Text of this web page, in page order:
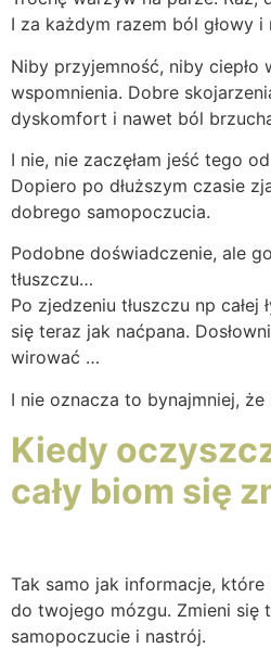
I za każdym razem ból głowy i
Niby przyjemność, niby ciepło
wspomnienia. Dobre
dyskomfort i nawet ból
I nie, nie zaczęłam jeść tego
Dopiero po dłuższym czasie
dobrego samopoczucia.
Podobne doświadczenie, ale
tłuszczu…
Po zjedzeniu tłuszczu np całej
się teraz jak naćpana.
wirować …
I nie oznacza to bynajmniej, że
Kiedy
cały biom się
Tak samo jak informacje,
do twojego mózgu. Zmieni się
samopoczucie i nastrój.